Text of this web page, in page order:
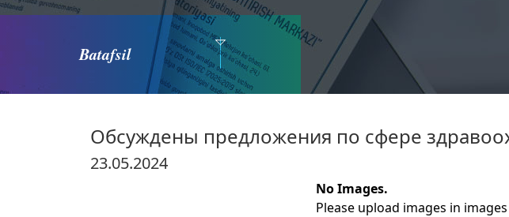
Batafsil
Обсуждены предложения по сфере
23.05.2024
No Images.
Please upload images in